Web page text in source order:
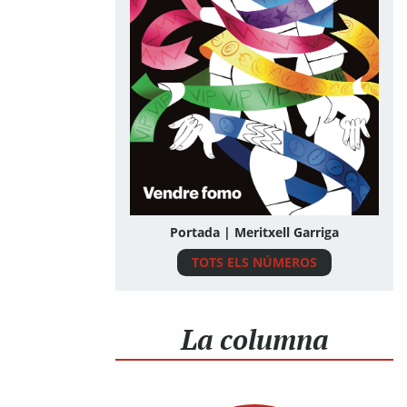
Portada | Meritxell Garriga
TOTS ELS NÚMEROS
La columna